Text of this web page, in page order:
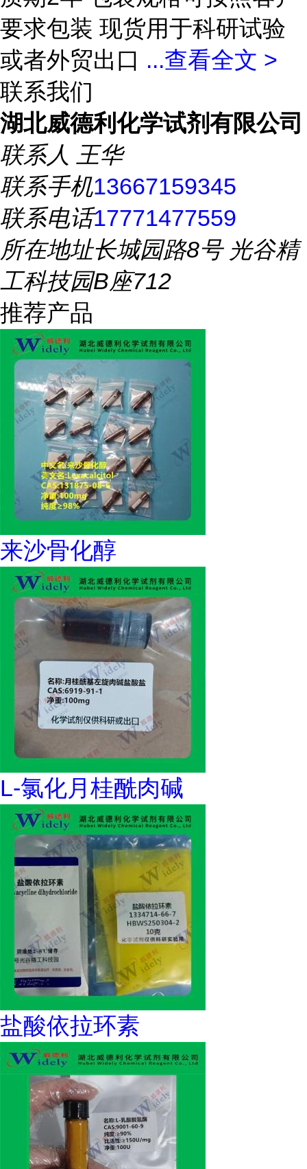
要求包装 现货用于科研试验
或者外贸出口 ...查看全文 >
联系我们
湖北威德利化学试剂有限公司
联系人 王华
联系手机13667159345
联系电话17771477559
所在地址长城园路8号 光谷精
工科技园B座712
推荐产品
来沙骨化醇
L-氯化月桂酰肉碱
盐酸依拉环素